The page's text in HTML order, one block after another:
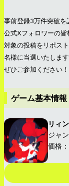
事前登録3万件突破を
公式Xフォロワーの皆
対象の投稿をリポス
名様に当選いたします
ぜひご参加ください！
ゲーム基本情報
リィ
ジャ
価格